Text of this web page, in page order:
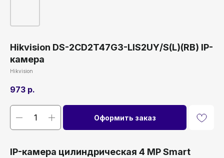
Hikvision DS-2CD2T47G3-LIS2UY/S(L)(RB) IP-
камера
Hikvision
973 р.
Оформить заказ
IP-камера цилиндрическая 4 MP Smart